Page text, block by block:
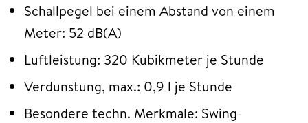
Schallpegel bei einem Abstand von einem
Meter: 52 dB(A)
Luftleistung: 320 Kubikmeter je Stunde
Verdunstung, max.: 0,9 l je Stunde
Besondere techn. Merkmale: Swing-